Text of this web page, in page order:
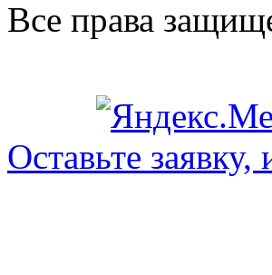
Все права
Оставьте